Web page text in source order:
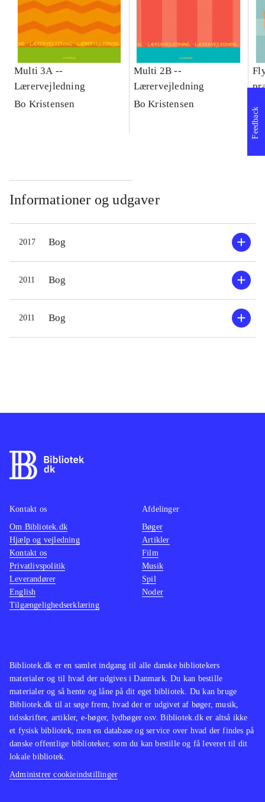
Multi 3A --
Lærervejledning
Bo Kristensen
Multi 2B --
Lærervejledning
Bo Kristensen
Informationer og udgaver
2017 Bog
2011 Bog
2011 Bog
Feedback
Bibliotek.dk er en samlet indgang til alle danske bibliotekers
materialer og til hvad der udgives i Danmark. Du kan bestille
materialer og så hente og låne på dit eget bibliotek. Du kan bruge
Bibliotek.dk til at søge frem, hvad der er udgivet af bøger, musik,
tidsskrifter, artikler, e-bøger, lydbøger osv. Bibliotek.dk er altså ikke
et fysisk bibliotek, men en database og service over hvad der findes på
danske offentlige biblioteker, som du kan bestille og få leveret til dit
lokale bibliotek.
Administrer cookieindstillinger
Kontakt os
Om Bibliotek.dk
Hjælp og vejledning
Kontakt os
Privatlivspolitik
Leverandører
English
Tilgængelighedserklæring
Afdelinger
Bøger
Artikler
Film
Musik
Spil
Noder